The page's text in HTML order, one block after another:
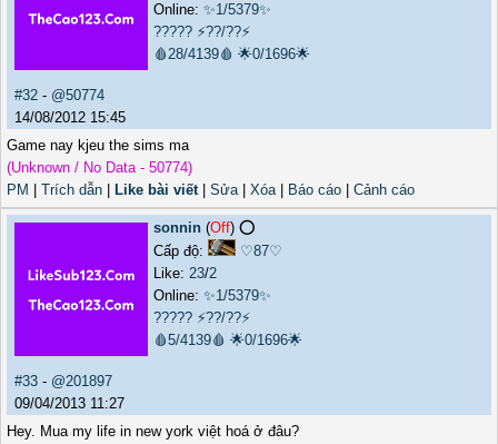
Online: ✨1/5379✨
????? ⚡??/??⚡
🩸28/4139🩸 🌟0/1696🌟
#32 - @50774
14/08/2012 15:45
Game nay kjeu the sims ma
(Unknown / No Data - 50774)
PM
Trích dẫn Like bài viết| Sửa| Xóa| Báo cáo Cảnh cáo
sonnin (Off) ⭕️
Cấp độ:
♡87♡
Like: 23/2
Online: ✨1/5379✨
????? ⚡??/??⚡
🩸5/4139🩸 🌟0/1696🌟
#33 - @201897
09/04/2013 11:27
Hey. Mua my life in new york việt hoá ở đâu?